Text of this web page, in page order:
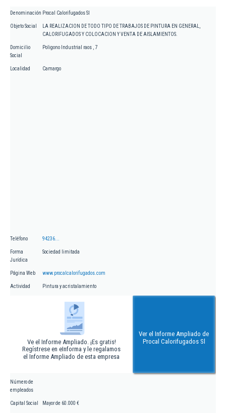
Denominación Procal Calorifugados Sl
Objeto Social
LA REALIZACION DE TODO TIPO DE TRABAJOS DE PINTURA EN GENERAL,
CALORIFUGADOS Y COLOCACION Y VENTA DE AISLAMIENTOS.
Domicilio
Social
Poligono Industrial raos , 7
Localidad Camargo
Teléfono 94236...
Forma
Jurídica
Sociedad limitada
Página Web www.procalcalorifugados.com
Actividad Pintura y acristalamiento
Ve el Informe Ampliado. ¡Es gratis!
Regístrese en eInforma y le regalamos
el Informe Ampliado de esta empresa
Ver el Informe Ampliado de
Procal Calorifugados Sl
Número de
empleados
Capital Social Mayor de 60.000 €